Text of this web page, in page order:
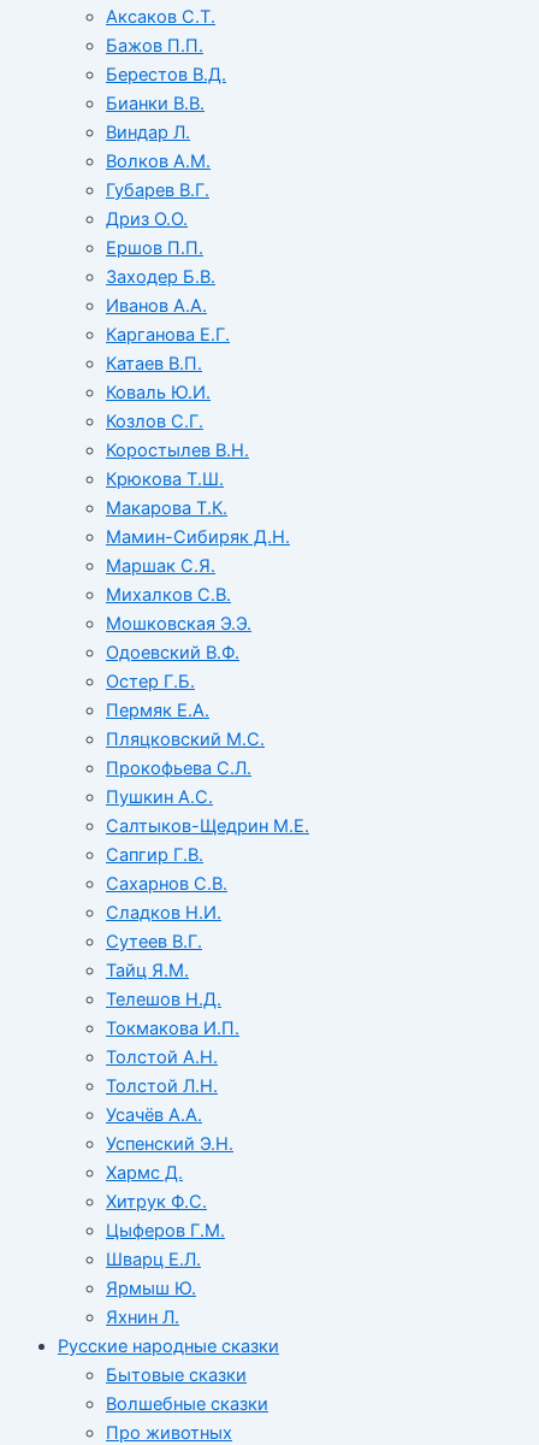
Аксаков С.Т.
Бажов П.П.
Берестов В.Д.
Бианки В.В.
Виндар Л.
Волков А.М.
Губарев В.Г.
Дриз О.О.
Ершов П.П.
Заходер Б.В.
Иванов А.А.
Карганова Е.Г.
Катаев В.П.
Коваль Ю.И.
Козлов С.Г.
Коростылев В.Н.
Крюкова Т.Ш.
Макарова Т.К.
Мамин-Сибиряк Д.Н.
Маршак С.Я.
Михалков С.В.
Мошковская Э.Э.
Одоевский В.Ф.
Остер Г.Б.
Пермяк Е.А.
Пляцковский М.С.
Прокофьева С.Л.
Пушкин А.С.
Салтыков-Щедрин М.Е.
Сапгир Г.В.
Сахарнов С.В.
Сладков Н.И.
Сутеев В.Г.
Тайц Я.М.
Телешов Н.Д.
Токмакова И.П.
Толстой А.Н.
Толстой Л.Н.
Усачёв А.А.
Успенский Э.Н.
Хармс Д.
Хитрук Ф.С.
Цыферов Г.М.
Шварц Е.Л.
Ярмыш Ю.
Яхнин Л.
Русские народные сказки
Бытовые сказки
Волшебные сказки
Про животных